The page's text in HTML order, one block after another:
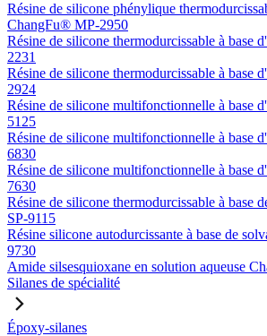
Résine de silicone phénylique
ChangFu® MP-2950
Résine de silicone thermodurcissable à base
2231
Résine de silicone thermodurcissable à base
2924
Résine de silicone multifonctionnelle à base
5125
Résine de silicone multifonctionnelle à base
6830
Résine de silicone multifonctionnelle à base
7630
Résine de silicone thermodurcissable à base
SP-9115
Résine silicone autodurcissante à base de
9730
Amide silsesquioxane en solution aqueuse
Silanes de spécialité
Époxy-silanes